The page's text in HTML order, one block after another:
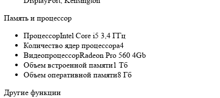
Память и процессор
ПроцессорIntel Core i5 3,4 ГГц
Количество ядер процессора4
ВидеопроцессорRadeon Pro 560 4Gb
Объем встроенной памяти1 Тб
Объем оперативной памяти8 Гб
Другие функции